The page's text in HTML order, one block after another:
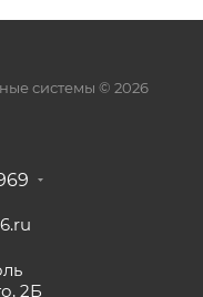
системы © 2026
2Б